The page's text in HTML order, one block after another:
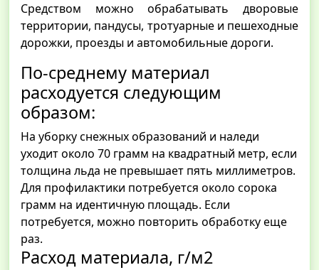
Средством можно обрабатывать дворовые
территории, пандусы, тротуарные и пешеходные
дорожки, проезды и автомобильные дороги.
По-среднему материал
расходуется следующим
образом:
На уборку снежных образований и наледи
уходит около 70 грамм на квадратный метр, если
толщина льда не превышает пять миллиметров.
Для профилактики потребуется около сорока
грамм на идентичную площадь. Если
потребуется, можно повторить обработку еще
раз.
Расход материала, г/м2